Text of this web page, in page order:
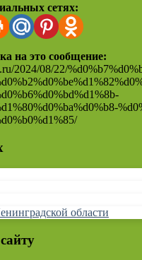
сетях:
на это сообщение:
2024/08/22/